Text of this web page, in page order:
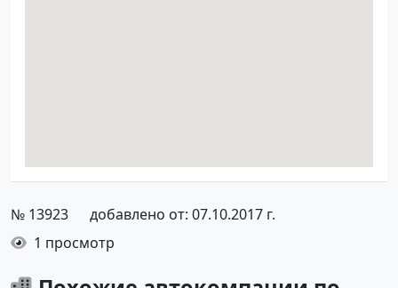
№ 13923
добавлено от: 07.10.2017 г.
1 просмотр